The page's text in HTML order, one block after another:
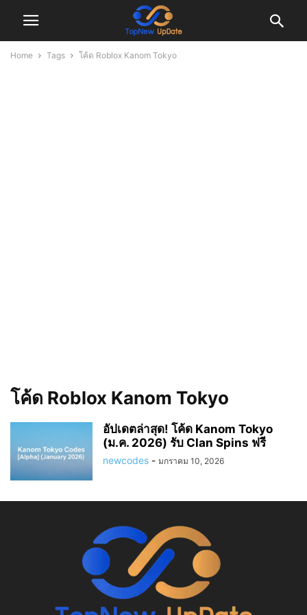
Home Tags โค้ด Roblox Kanom Tokyo
โค้ด Roblox Kanom Tokyo
อัปเดตล่าสุด! โค้ด Kanom Tokyo
(ม.ค. 2026) รับ Clan Spins ฟรี
newcodes - มกราคม 10, 2026